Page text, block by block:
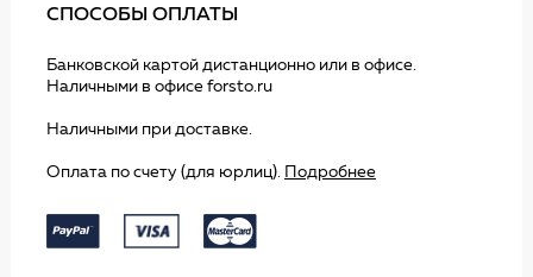
СПОСОБЫ ОПЛАТЫ
Банковской картой дистанционно или в офисе.
Наличными в офисе forsto.ru
Наличными при доставке.
Оплата по счету (для юрлиц). Подробнее